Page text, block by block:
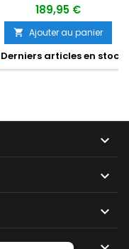
189,95 €
 Ajouter au panier
Derniers articles en stock


